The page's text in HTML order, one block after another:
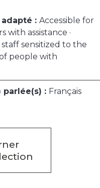
: Accessible for
with assistance ·
sensitized to the
people with
parlée(s) : Français